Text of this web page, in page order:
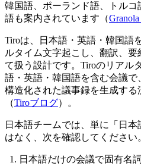
韓国語、ポーランド語、トル
語も案内されています（
Tiroは、日本語・英語・韓国語
ルタイム文字起こし、翻訳、
て扱う設計です。Tiroのリアル
語・英語・韓国語を含む会議
構造化された議事録を生成す
（Tiroブログ）。
日本語チームでは、単に「日
はなく、次を確認してください
日本語だけの会議で固有名